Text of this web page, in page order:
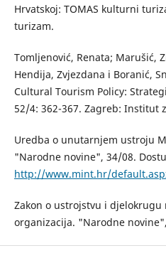
Hrvatskoj: TOMAS kulturni
turizam.
Tomljenović, Renata; Marušić,
Hendija, Zvjezdana i Boranić,
Cultural Tourism Policy:
52/4: 362-367. Zagreb: Institut
Uredba o unutarnjem ustroju
"Narodne novine", 34/08.
http://www.mint.hr/
Zakon o ustrojstvu i
organizacija. "Narodne